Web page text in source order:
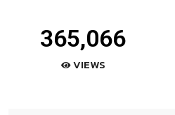
365,066
VIEWS